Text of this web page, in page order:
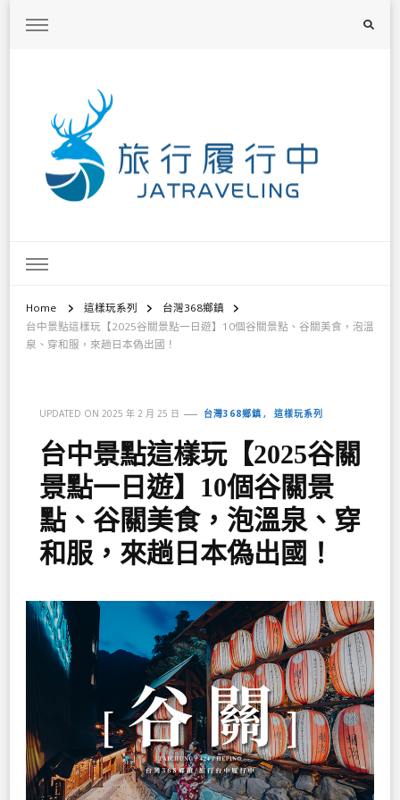
Home 這樣玩系列
台灣368鄉鎮
台中景點這樣玩【2025谷關景點一日遊】10個谷關景點、谷關美食，泡溫
泉、穿和服，來趟日本偽出國！
UPDATED ON 2025 年 2 月 25 日 台灣368鄉鎮 這樣玩系列
台中景點這樣玩【2025谷關
景點一日遊】10個谷關景
點、谷關美食，泡溫泉、穿
和服，來趟日本偽出國！